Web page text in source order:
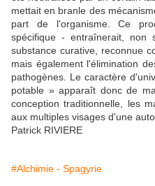
mettait en branle des
part de l'organisme. Ce
spécifique - entraînerait, non
substance curative, reconnue
mais également l'élimination
pathogènes. Le caractère
potable » apparaît donc de
conception traditionnelle, les
aux multiples visages d'une
Patrick RIVIERE
#Alchimie - Spagyrie